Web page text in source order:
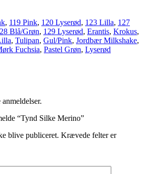
, 119 Pink, 120 Lyserød, 123 Lilla, 127
Blå/Grøn, 129 Lyserød, Erantis, Krokus,
, Tulipan, Gul/Pink, Jordbær Milkshake,
Fuchsia, Pastel Grøn, Lyserød
“Tynd Silke Merino”
blive publiceret. Krævede felter er